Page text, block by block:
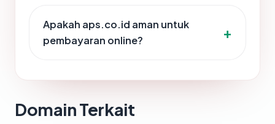
Apakah aps.co.id aman untuk
pembayaran online?
Domain Terkait